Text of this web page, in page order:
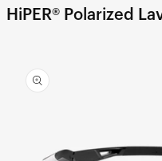
HiPER® Polarized
informations
sur le